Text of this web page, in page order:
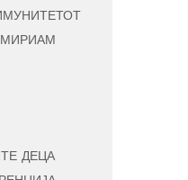
МИРИАМ
ДЕЦА